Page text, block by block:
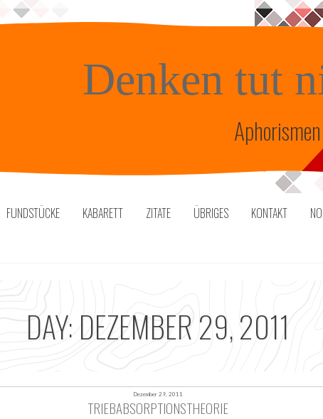
Denken tut
Aphorismen
FUNDSTÜCKE KABARETT ZITATE ÜBRIGES KONTAKT
DAY: DEZEMBER 29, 2011
Dezember 29, 2011
TRIEBABSORPTIONSTHEORIE